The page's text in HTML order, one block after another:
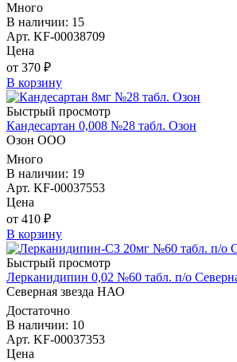
Много
В наличии: 15
Арт. KF-00038709
Цена
от 370 ₽
В корзину
Быстрый просмотр
Кандесартан 0,008 №28 табл. Озон
Озон ООО
Много
В наличии: 19
Арт. KF-00037553
Цена
от 410 ₽
В корзину
Быстрый просмотр
Лерканидипин 0,02 №60 табл. п/о
Северная звезда НАО
Достаточно
В наличии: 10
Арт. KF-00037353
Цена